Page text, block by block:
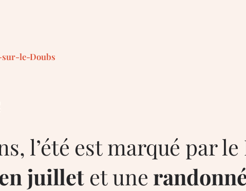
sur-le-Doubs
l’été est marqué par le
juillet et une